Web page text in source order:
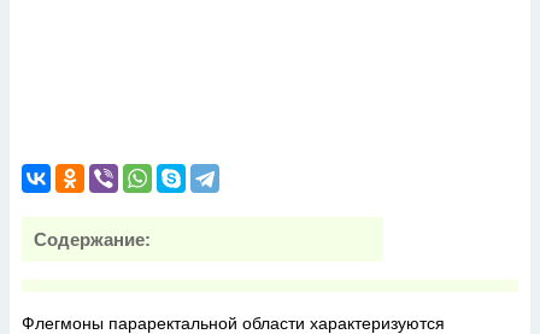
Содержание:
Флегмоны параректальной области характеризуются